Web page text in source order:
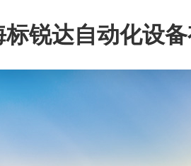
标锐达自动化设